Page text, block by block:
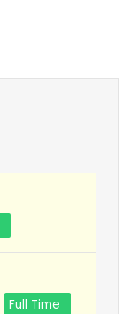
Full Time